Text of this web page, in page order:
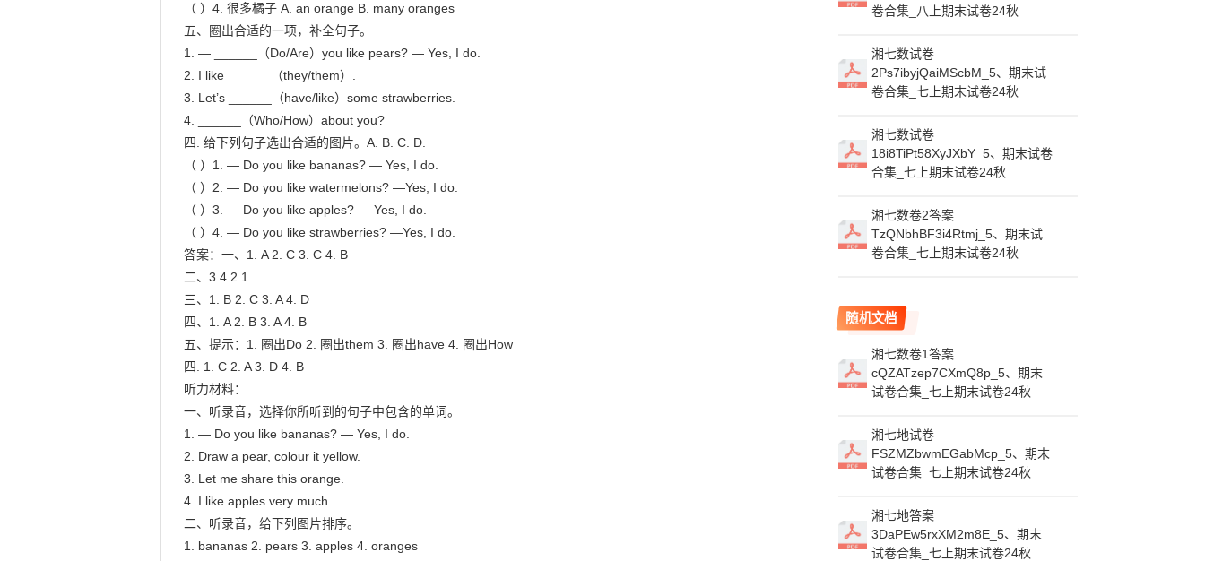
（ ）4. 很多橘子 A. an orange B. many oranges
五、圈出合适的一项，补全句子。
1. — ______（Do/Are）you like pears? — Yes, I do.
2. I like ______（they/them）.
3. Let’s ______（have/like）some strawberries.
4. ______（Who/How）about you?
四. 给下列句子选出合适的图片。A. B. C. D.
（ ）1. — Do you like bananas? — Yes, I do.
（ ）2. — Do you like watermelons? —Yes, I do.
（ ）3. — Do you like apples? — Yes, I do.
（ ）4. — Do you like strawberries? —Yes, I do.
答案：一、1. A 2. C 3. C 4. B
二、3 4 2 1
三、1. B 2. C 3. A 4. D
四、1. A 2. B 3. A 4. B
五、提示：1. 圈出Do 2. 圈出them 3. 圈出have 4. 圈出How
四. 1. C 2. A 3. D 4. B
听力材料：
一、听录音，选择你所听到的句子中包含的单词。
1. — Do you like bananas? — Yes, I do.
2. Draw a pear, colour it yellow.
3. Let me share this orange.
4. I like apples very much.
二、听录音，给下列图片排序。
1. bananas 2. pears 3. apples 4. oranges
卷合集_八上期末试卷24秋
湘七数试卷
2Ps7ibyjQaiMScbM_5、期末试
卷合集_七上期末试卷24秋
湘七数试卷
18i8TiPt58XyJXbY_5、期末试卷
合集_七上期末试卷24秋
湘七数卷2答案
TzQNbhBF3i4Rtmj_5、期末试
卷合集_七上期末试卷24秋
随机文档
湘七数卷1答案
cQZATzep7CXmQ8p_5、期末
试卷合集_七上期末试卷24秋
湘七地试卷
FSZMZbwmEGabMcp_5、期末
试卷合集_七上期末试卷24秋
湘七地答案
3DaPEw5rxXM2m8E_5、期末
试卷合集_七上期末试卷24秋